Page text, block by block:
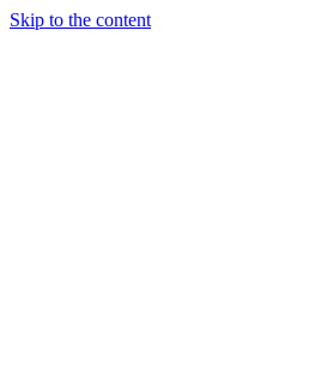
Skip to the content